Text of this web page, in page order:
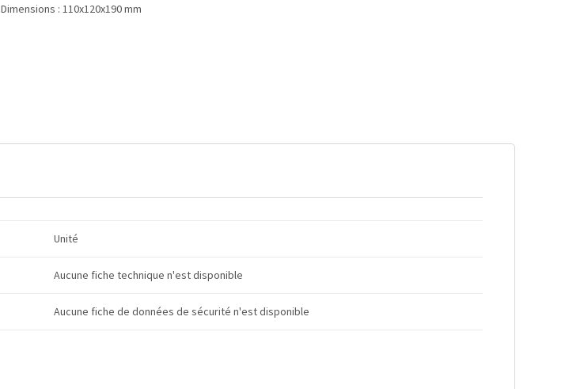
Dimensions : 110x120x190 mm
Unité
Aucune fiche technique n'est disponible
Aucune fiche de données de sécurité n'est disponible